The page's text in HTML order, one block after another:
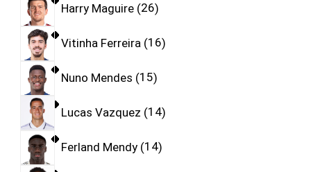
Harry Maguire 26
Vitinha Ferreira 16
Nuno Mendes 15
Lucas Vazquez 14
Ferland Mendy 14